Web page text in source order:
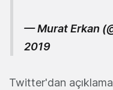
— Murat Erkan
2019
Twitter'dan